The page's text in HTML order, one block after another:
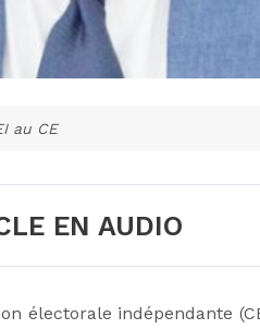
au CE
EN AUDIO
électorale indépendante